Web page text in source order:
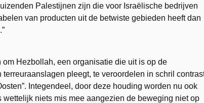
Palestijnen zijn die voor Israëlische bedrijven
van producten uit de betwiste gebieden heeft dan
Hezbollah, een organisatie die uit is op de
pleegt, te veroordelen in schril
Integendeel, door deze houding worden nu ook
niets mis mee aangezien de beweging niet op